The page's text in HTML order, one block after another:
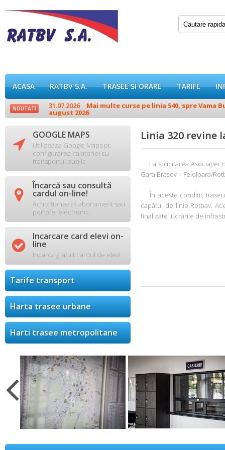
ACASA RATBV S.A. TRASEE SI ORARE TARIFE
NOUTATI 31.07.2026 Mai multe curse pe linia 540, spre Vama
august 2026
 GOOGLE MAPS
Utilizeaza Google Maps pt.
configurarea calatoriei cu
transportul public
 Încarcă sau consultă
cardul on-line!
Achiziționează abonament sau
portofel electronic.
 Incarcare card elevi on-
line
Incarca gratuit cardul de elevi
Tarife transport
Harta trasee urbane
Harti trasee metropolitane
Linia 320 revine
La solicitarea Asociației
Gara Brașov – Feldioara/
În aceste condiții, traseul
capătul de linie Rotbav.
finalizate lucrările de